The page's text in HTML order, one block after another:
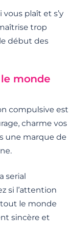
plaît et s’y
trop
début des
monde
compulsive est
charme vos
une marque de
serial
si l’attention
tout le monde
sincère et